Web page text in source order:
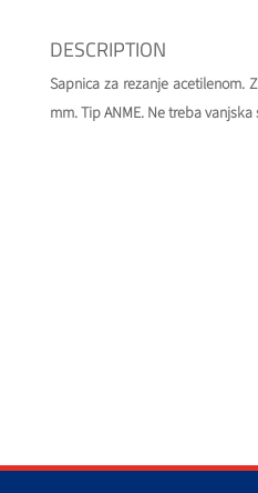
DESCRIPTION
Sapnica za rezanje acetilenom.
mm. Tip ANME. Ne treba